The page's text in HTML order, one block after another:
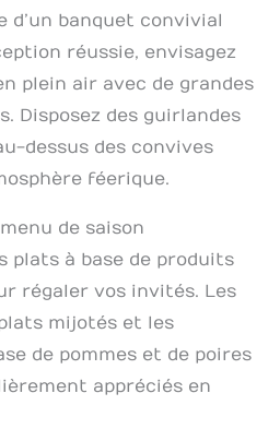
d’un banquet convivial
réussie, envisagez
plein air avec de grandes
Disposez des guirlandes
dessus des convives
féerique.
de saison
plats à base de produits
régaler vos invités. Les
mijotés et les
de pommes et de poires
appréciés en